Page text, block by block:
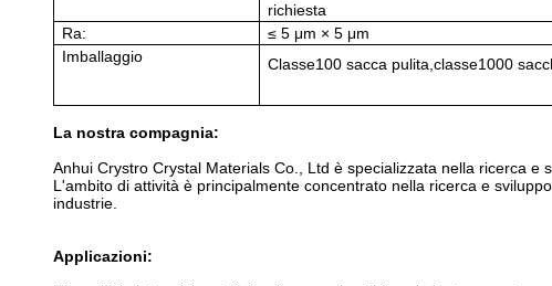
richiesta
Ra:
≤ 5 μm × 5 μm
Imballaggio
Classe100 sacca pulita, classe1000
La nostra compagnia:
Anhui Crystro Crystal Materials Co., Ltd è specializzata nella ricerca
L'ambito di attività è principalmente concentrato nella ricerca e
industrie.
Applicazioni: